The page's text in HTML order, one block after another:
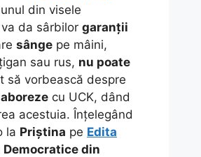
din visele
da sârbilor garanții
sânge pe mâini,
sau rus, nu poate
să vorbească despre
cu UCK, dând
acestuia. Înțelegând
la Priștina pe Edita
Democratice din